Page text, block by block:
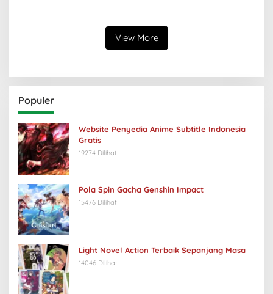
View More
Populer
Website Penyedia Anime Subtitle Indonesia
Gratis
19274 Dilihat
Pola Spin Gacha Genshin Impact
15476 Dilihat
Light Novel Action Terbaik Sepanjang Masa
14046 Dilihat